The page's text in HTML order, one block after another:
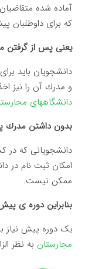
آماده شده
که برای
یعنی پس از گرفتن
دانشجویان باید
و مدرك آن را نیز
دانشگاههای
بدون داشتن مدرك
دانشجویانی که در
امکان ثبت نام در
ممكن نیست.
بنابراین دوره ی
یک دوره پیش نیاز
مجارستان به نظر